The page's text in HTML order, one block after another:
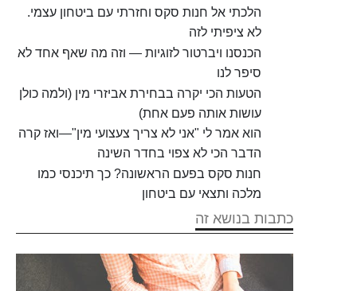
הלכתי אל חנות סקס וחזרתי עם ביטחון עצמי.
לא ציפיתי לזה
הכנסנו ויברטור לזוגיות — וזה מה שאף אחד לא
סיפר לנו
הטעות הכי יקרה בבחירת אביזרי מין (ולמה כולן
עושות אותה פעם אחת)
הוא אמר לי "אני לא צריך צעצועי מין"—ואז קרה
הדבר הכי לא צפוי בחדר השינה
חנות סקס בפעם הראשונה? כך תיכנסי כמו
מלכה ותצאי עם ביטחון
כתבות בנושא זה